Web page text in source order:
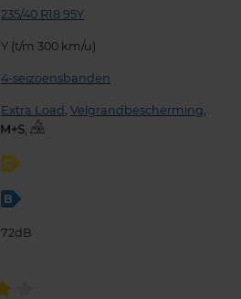
235/40 R18 95Y
Y (t/m 300 km/u)
4-seizoensbanden
Extra Load Velgrandbescherming
,
C
B
72dB